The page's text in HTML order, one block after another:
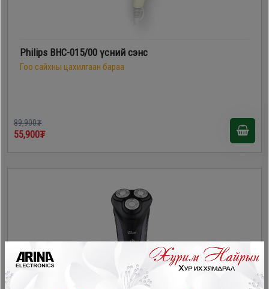
Philips BHC-015/00 үсний сэнс
Гоо сайхны цахилгаан бараа
89,900₮
55,900₮